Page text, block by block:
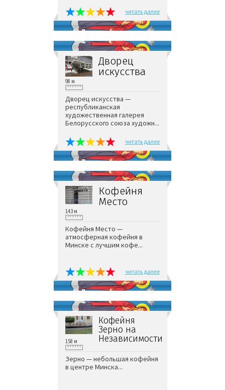
читать далее
Дворец
искусства
98 м
Дворец искусства —
республиканская
художественная галерея
Белорусского союза художн...
читать далее
Кофейня
Место
143 м
Кофейня Место —
атмосферная кофейня в
Минске с лучшим кофе...
читать далее
Кофейня
Зерно на
Независимости
158 м
Зерно — небольшая кофейня
в центре Минска...